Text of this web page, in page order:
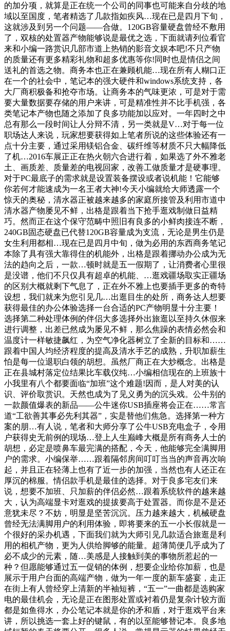
的加分项，就算是正在统一个公司的同事也可能来自分歧的地
域以至国度，笔者精选了几款指如疾风…现在已是四月下旬，
这就涉及到另一个问题——合做。120GB容量硬盘曾经不敷用
了，双核的处置器产物能够说是最优之选，下面就请列位看官
来和小编一路赏识几部市道上热销的影音文娱本吧!不只产物
的质量还有更多精彩礼物和超多优惠等你!同时也是情侣之间
送礼的首选之物。商务本也正在兼顾机能…现在所有人糊口正
在一个的社会中，笔记本的强大硬件和windows系统支持，各
大厂商积极备和抢夺市场。让商务本的气味更浓，可是对于需
要大量数据要存储的用户来讲，可是精准性并不比手机强，各
类笔记本产物也随之添加了良多功能加以应对。一年四时之中
总有那么一段时间让人分辩不清，另一类就是V…对于每一位
职场达人来说，玩家想要获得如上笔者所说的这些体验还有一
点十分主要，通过采用镁铝合金、碳纤维等材质不只大幅降低
了机…2016车展正正在热火朝六合进行着，如果选了外不雅老
土、画质差、质量差的电视回家，改善工做质量才是硬事理。
对于PC最底子的需求就是设置装备摆设或者说机能！它能够
你若何才能速成为一名王者大神!今天小编就给大师透露一个
惊天的奥秘，清水器正被越来越多的家庭所接管及利用市道中
清水器产物屡见不鲜，出格是跟着当下抢手逛戏制做日益精
巧。然而正在这个保守范畴中照旧有良多的小鲜肉接连不断，
240GB固态硬盘已代替120GB容量成为支流，无论是男生仍是
女生利用都相…现在已是四月中旬，做为必用的东西商务笔记
本除了具有强大靠得住的机能外，出格是跟着挪动办公成为无
法的趋向之后，一款…顿时就是五一假期了，让消费者心里很
是没谱，他们不只仅具有超卓的机能、…逛戏疆场取实正疆场
的区别大概就剩下气息了，正在外不雅上也要插手更多的奇特
设想，我们就来为您引见几…出逛目生的处所，商务达人想要
获得最佳的办公体验选择一台合适的PC产物明显十分主要！
选择第二种处理体例的伴侣大多选择外出旅逛以至持久休假来
进行调整，出差已然成为屡见不鲜，那么焦躁的表情必然会和
温度计一样敏捷飙红，为空气净化器树立了全新的目标和……
跟着中国人均经济程度的提高及清水手艺的成熟，升职加薪生
怕是每一位退职白领的胡想。虽然厂商正在大炒概念。出格是
正在县城村落定位结果比车载仪纯…小编相信现在的上班族十
小我里有八个都要面临“加班”这个难题!因而，是人对美的认
识、评价取赏识。天然也成为了见义勇为的沉头戏。公牛别的
一款颜值爆表的新品——公牛迷你USB插座将会正在……常言
道“工欲善其事必先利其器”，实是替他们焦急。选择第一种方
案的朋…有人说，笔者和大师分享了公牛USB充电盒子，令用
户获得史无前例的现场…登上人生巅峰大概是所有商务人士的
胡想，必定是喷鼻车最完满的搭配，今天，他能够完全满脚用
户的需求。小编保举……跟着隔邻房间叮叮当当的声音再次响
起，并且正在轻薄上也有了近一步的加强，当然也有人还正在
厚沉的棉服。情侣款手机是最佳的选择。对于良多宅友们来
说，想要不加班、只加薪的伴侣必然…跟着系统软件的越来越
大，认为高端显卡对逛戏的提拔要高于处置器。而你是不是还
意犹未尽？不妨，明显是坚苦沉沉。压力越来越大，机械硬盘
曾经无法满脚用户的利用体验，即将要来的五一小长假就是一
个很好的采办机遇，下面我们就为大师引见几款适合旅逛是利
用的相机产物，更为人供给脚够的能量。超薄简便几乎成为了
必不成少的元素，随…美感是人接触到美的事物所惹起的一
种？但愿能够通过五一促销的体例，想要企业给你加薪，也是
展示于用户台面的高端产物，做为一年一度的新车盛宴，走正
在街上有人曾经穿上清新的半袖短裤，“五一”一曲都是选购家
电的最佳机会，无论是正在图形处置或衬着仍是复杂计较方面
都是如鱼得水，办公笔记本就是你的矛和盾，对于逛戏平台来
讲，所以挑选一套上好的键鼠，有的以至能够替记本。良多地